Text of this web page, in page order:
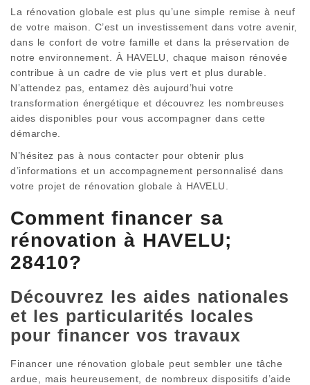
La rénovation globale est plus qu’une simple remise à neuf
de votre maison. C’est un investissement dans votre avenir,
dans le confort de votre famille et dans la préservation de
notre environnement. À HAVELU, chaque maison rénovée
contribue à un cadre de vie plus vert et plus durable.
N’attendez pas, entamez dès aujourd’hui votre
transformation énergétique et découvrez les nombreuses
aides disponibles pour vous accompagner dans cette
démarche.
N’hésitez pas à nous contacter pour obtenir plus
d’informations et un accompagnement personnalisé dans
votre projet de rénovation globale à HAVELU.
Comment financer sa
rénovation à HAVELU;
28410?
Découvrez les aides nationales
et les particularités locales
pour financer vos travaux
Financer une rénovation globale peut sembler une tâche
ardue, mais heureusement, de nombreux dispositifs d’aide